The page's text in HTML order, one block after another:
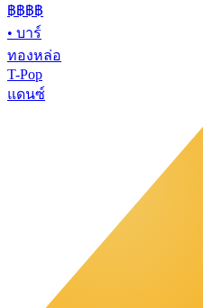
฿฿฿฿
• บาร์
ทองหล่อ
T-Pop
แดนซ์